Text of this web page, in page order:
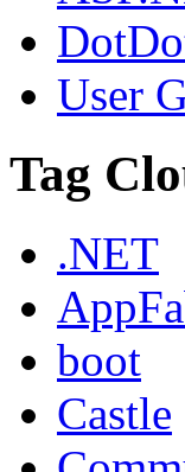
User
Tag
.NET
boot
Castle